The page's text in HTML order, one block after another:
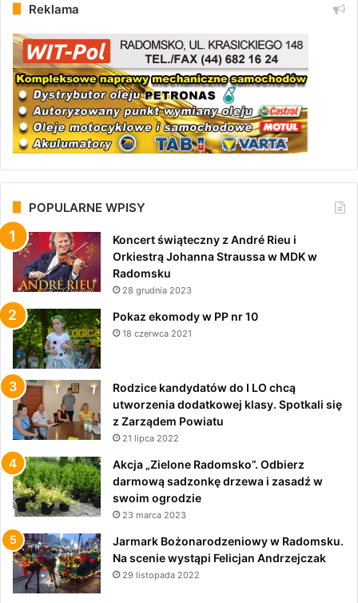
Reklama
POPULARNE WPISY
Koncert świąteczny z André Rieu i
Orkiestrą Johanna Straussa w MDK w
Radomsku
28 grudnia 2023
Pokaz ekomody w PP nr 10
18 czerwca 2021
Rodzice kandydatów do I LO chcą
utworzenia dodatkowej klasy. Spotkali się
z Zarządem Powiatu
21 lipca 2022
Akcja „Zielone Radomsko”. Odbierz
darmową sadzonkę drzewa i zasadź w
swoim ogrodzie
23 marca 2023
Jarmark Bożonarodzeniowy w Radomsku.
Na scenie wystąpi Felicjan Andrzejczak
29 listopada 2022